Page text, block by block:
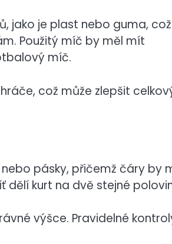
jako je plast nebo guma, což
Použitý míč by měl mít
míč.
což může zlepšit
pásky, přičemž čáry by
dělí kurt na dvě stejné
výšce. Pravidelné